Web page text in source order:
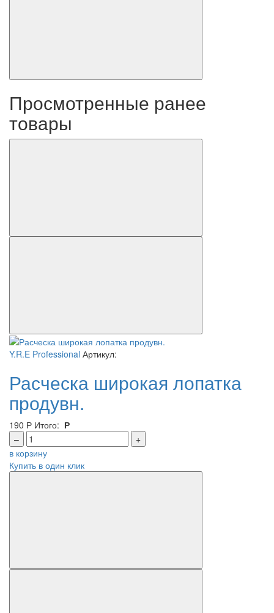
Просмотренные ранее
товары
Y.R.E Professional Артикул:
Расческа широкая лопатка
продувн.
190 Р Итого: Р
–
+
в корзину
Купить в один клик